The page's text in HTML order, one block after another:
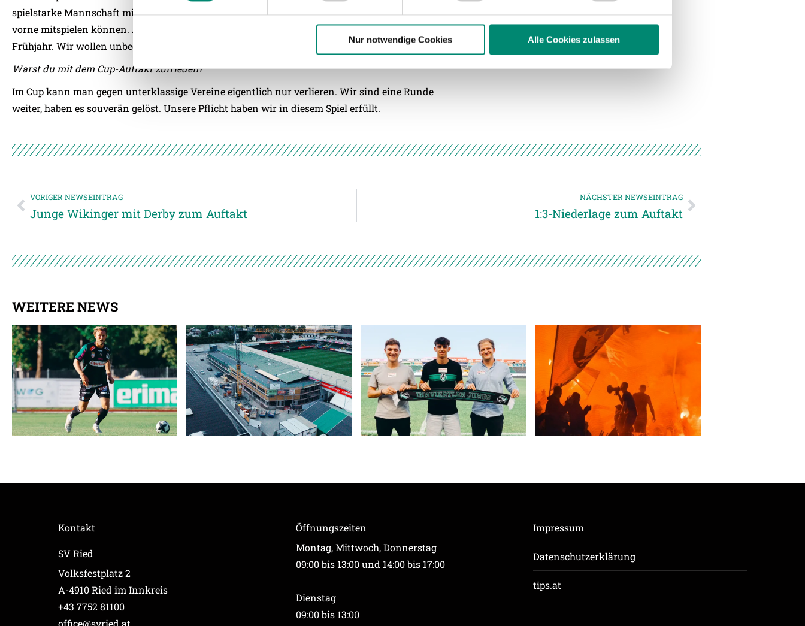
Nur notwendige Cookies Alle Cookies zulassen
spielstarke Mannschaft mit super Kickern. Sie zählen für mich auch zu den Mannschaften, die
vorne mitspielen können. Aber wir spielen zuhause, die Vorzeichen sind jetzt andere als im
Frühjahr. Wir wollen unbedingt mit einem Dreier starten.
Warst du mit dem Cup-Auftakt zufrieden?
Im Cup kann man gegen unterklassige Vereine eigentlich nur verlieren. Wir sind eine Runde
weiter, haben es souverän gelöst. Unsere Pflicht haben wir in diesem Spiel erfüllt.
VORIGER NEWSEINTRAG
Junge Wikinger mit Derby zum Auftakt
NÄCHSTER NEWSEINTRAG
1:3-Niederlage zum Auftakt
WEITERE NEWS
Kontakt
SV Ried
Volksfestplatz 2
A-4910 Ried im Innkreis
+43 7752 81100
office@svried.at
Öffnungszeiten
Montag, Mittwoch, Donnerstag
09:00 bis 13:00 und 14:00 bis 17:00
Dienstag
09:00 bis 13:00
Impressum
Datenschutzerklärung
tips.at